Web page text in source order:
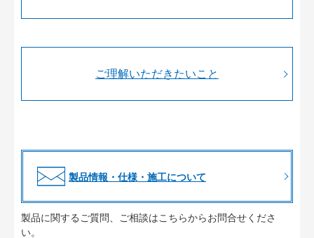
ご理解いただきたいこと
製品情報・仕様・施工について
製品に関するご質問、ご相談はこちらからお問合せくださ
い。